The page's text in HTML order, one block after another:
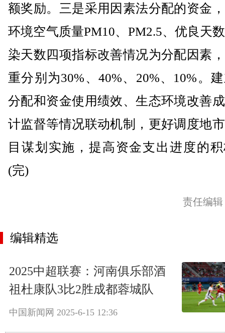
额奖励。三是采用因素法分配的资金
环境空气质量PM10、PM2.5、优良天
染天数四项指标改善情况为分配因素
重分别为30%、40%、20%、10%。
分配和资金使用绩效、生态环境改善
计监督等情况联动机制，更好调度地
目谋划实施，提高资金支出进度的
(完)
责任编
编辑精选
2025中超联赛：河南俱乐部酒
祖杜康队3比2胜成都蓉城队
中国新闻网 2025-6-15 12:36